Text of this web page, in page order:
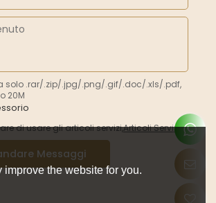
solo .rar/.zip/.jpg/.png/.gif/.doc/.xls/.pdf,
20M
di usare gli articoli servizi,Articoli Servizi
Messaggi
the website for you.